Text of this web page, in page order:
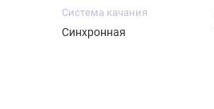
Система качания
Синхронная